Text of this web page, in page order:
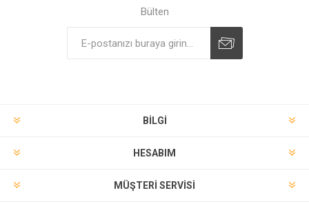
Bülten
BILGI
HESABIM
MÜŞTERI SERVISI